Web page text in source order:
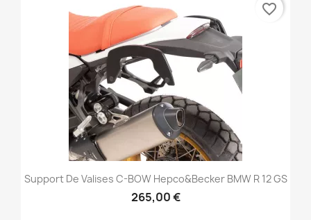
Support De Valises C-BOW Hepco&Becker BMW R 12 GS
265,00 €
favorite_border